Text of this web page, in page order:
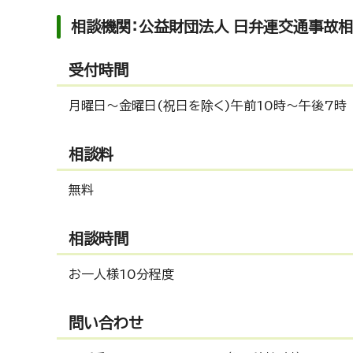
相談機関：公益財団法人 日弁連交通事故
受付時間
月曜日～金曜日(祝日を除く)午前10時～午後7時
相談料
無料
相談時間
お一人様10分程度
問い合わせ